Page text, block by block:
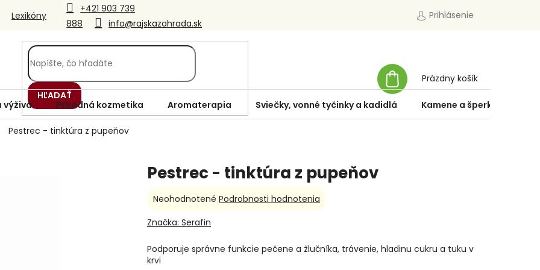
+421 903 739
888
info@rajskazahrada.sk
Lexikóny Prihlásenie
HĽADAŤ
KOŠÍK
Prázdny košík
výživa Prírodná kozmetika Aromaterapia Sviečky, vonné tyčinky a kadidlá Kamene a šperky
Pestrec - tinktúra z pupeňov
Pestrec - tinktúra z pupeňov
Podporuje správne funkcie pečene a žlučníka, trávenie, hladinu cukru a tuku v
krvi
Priemerné
produktu
0,0
z
5
Neohodnotené Podrobnosti hodnotenia
Značka: Serafin